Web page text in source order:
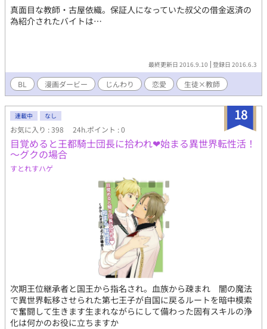
真面目な教師・古屋依織。保証人になっていた叔父の借金返済の
為紹介されたバイトは…
最終更新日 2016.9.10 登録日 2016.6.3
BL 漫画ダービー じんわり 恋愛 生徒×教師
18
連載中 なし
お気に入り : 398 24h.ポイント : 0
目覚めると王都騎士団長に拾われ❤始まる異世界転性活！
～グクの場合
すとれすハゲ
次期王位継承者と国王から指名され。血族から疎まれ 闇の魔法
で異世界転移させられた第七王子が自国に戻るルートを暗中模索
で奮闘して生きます生まれながらにして備わった固有スキルの浄
化は何かのお役に立ちますか